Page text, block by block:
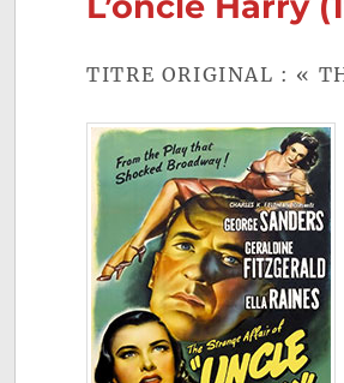
TITRE ORIGINAL : «